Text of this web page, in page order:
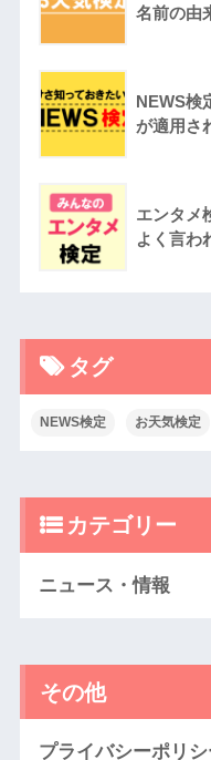
名前の由
NEWS検
が適用さ
エンタメ
よく言わ
タグ
NEWS検定 お天気検定
カテゴリー
ニュース・情報
その他
プライバシーポリ